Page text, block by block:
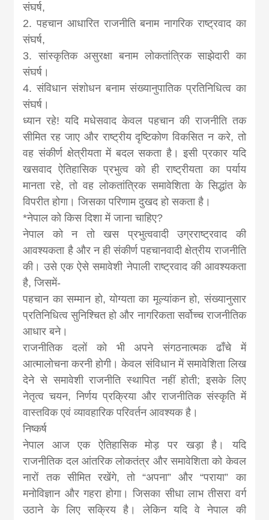
संघर्ष,
2. पहचान आधारित राजनीति बनाम नागरिक राष्ट्रवाद का
संघर्ष,
3. सांस्कृतिक असुरक्षा बनाम लोकतांत्रिक साझेदारी का
संघर्ष।
4. संविधान संशोधन बनाम संख्यानुपातिक प्रतिनिधित्व का
संघर्ष।
ध्यान रहे! यदि मधेसवाद केवल पहचान की राजनीति तक
सीमित रह जाए और राष्ट्रीय दृष्टिकोण विकसित न करे, तो
वह संकीर्ण क्षेत्रीयता में बदल सकता है। इसी प्रकार यदि
खसवाद ऐतिहासिक प्रभुत्व को ही राष्ट्रीयता का पर्याय
मानता रहे, तो वह लोकतांत्रिक समावेशिता के सिद्धांत के
विपरीत होगा। जिसका परिणाम दुखद हो सकता है।
*नेपाल को किस दिशा में जाना चाहिए?
नेपाल को न तो खस प्रभुत्ववादी उग्रराष्ट्रवाद की
आवश्यकता है और न ही संकीर्ण पहचानवादी क्षेत्रीय राजनीति
की। उसे एक ऐसे समावेशी नेपाली राष्ट्रवाद की आवश्यकता
है, जिसमें-
पहचान का सम्मान हो, योग्यता का मूल्यांकन हो, संख्यानुसार
प्रतिनिधित्व सुनिश्चित हो और नागरिकता सर्वोच्च राजनीतिक
आधार बने।
राजनीतिक दलों को भी अपने संगठनात्मक ढाँचे में
आत्मालोचना करनी होगी। केवल संविधान में समावेशिता लिख
देने से समावेशी राजनीति स्थापित नहीं होती; इसके लिए
नेतृत्व चयन, निर्णय प्रक्रिया और राजनीतिक संस्कृति में
वास्तविक एवं व्यावहारिक परिवर्तन आवश्यक है।
निष्कर्ष
नेपाल आज एक ऐतिहासिक मोड़ पर खड़ा है। यदि
राजनीतिक दल आंतरिक लोकतंत्र और समावेशिता को केवल
नारों तक सीमित रखेंगे, तो “अपना” और “पराया” का
मनोविज्ञान और गहरा होगा। जिसका सीधा लाभ तीसरा वर्ग
उठाने के लिए सक्रिय है। लेकिन यदि वे नेपाल की